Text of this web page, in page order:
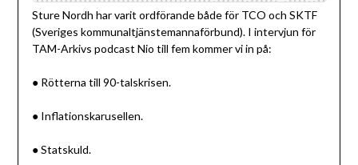
Sture Nordh har varit ordförande både för TCO och SKTF
(Sveriges kommunaltjänstemannaförbund). I intervjun för
TAM-Arkivs podcast Nio till fem kommer vi in på:
● Rötterna till 90-talskrisen.
● Inflationskarusellen.
● Statskuld.